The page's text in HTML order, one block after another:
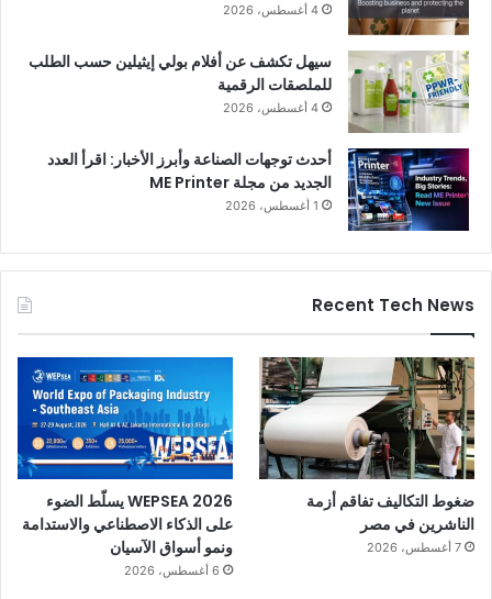
4 أغسطس، 2026
سيهل تكشف عن أفلام بولي إيثيلين حسب الطلب
للملصقات الرقمية
4 أغسطس، 2026
أحدث توجهات الصناعة وأبرز الأخبار: اقرأ العدد
الجديد من مجلة ME Printer
1 أغسطس، 2026
Recent Tech News
ضغوط التكاليف تفاقم أزمة
الناشرين في مصر
7 أغسطس، 2026
WEPSEA 2026 يسلّط الضوء
على الذكاء الاصطناعي والاستدامة
ونمو أسواق الآسيان
6 أغسطس، 2026